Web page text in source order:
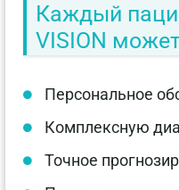
Каждый
VISION
Персональное
Комплексную
Точное